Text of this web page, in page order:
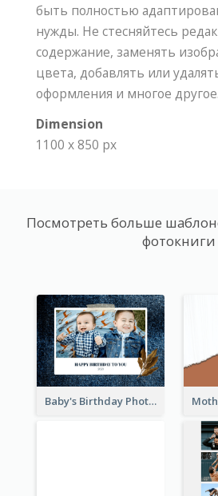
быть полностью
нужды. Не стесняйтесь
содержание, заменять
цвета, добавлять или
оформления и многое другое.
Dimension
1100 x 850 px
Посмотреть больше
фотокниги
Baby's Birthday Photo Book